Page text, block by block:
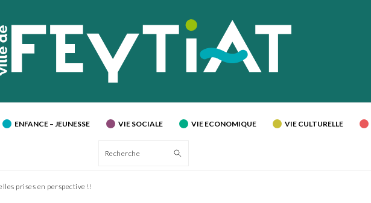
ENFANCE – JEUNESSE VIE SOCIALE VIE ECONOMIQUE VIE CULTURELLE
Recherche
prises en perspective !!